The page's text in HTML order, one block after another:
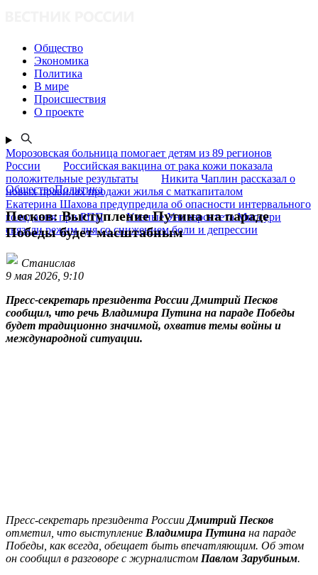
Общество
Экономика
Политика
В мире
Происшествия
О проекте
Морозовская больница помогает детям из 89 регионов
России
Российская вакцина от рака кожи показала
положительные результаты
Никита Чаплин рассказал о
новых правилах продажи жилья с маткапиталом
Екатерина Шахова предупредила об опасности интервального
голодания при РПП
Ученые Университета Миссури
связали режим дня со снижением боли и депрессии
ОбществоПолитика
Песков: Выступление Путина на параде
Победы будет масштабным
Станислав
9 мая 2026, 9:10
Пресс-секретарь президента России Дмитрий Песков
сообщил, что речь Владимира Путина на параде Победы
будет традиционно значимой, охватив темы войны и
международной ситуации.
Пресс-секретарь президента России Дмитрий Песков
отметил, что выступление Владимира Путина на параде
Победы, как всегда, обещает быть впечатляющим. Об этом
он сообщил в разговоре с журналистом Павлом Зарубиным.